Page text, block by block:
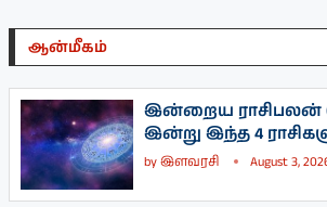
ஆன்மீகம்
இன்றைய ராசிபலன்
இன்று இந்த 4
byஇளவரசி August 3,